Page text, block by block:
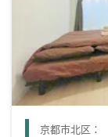
京都市北区：